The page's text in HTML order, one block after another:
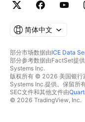
简体中文
部分市场数据由ICE Data
部分参考数据由FactSet提
Systems Inc.
版权所有 © 2026 美国银行
Systems Inc.提供。保留所有
SEC文件和其他文件由
© 2026 TradingView, Inc.